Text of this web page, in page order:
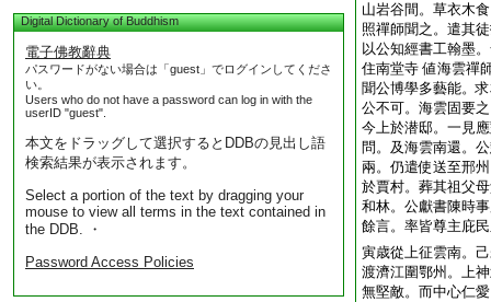
Digital Dictionary of Buddhism
電子佛教辭典
パスワードがない場合は「guest」でログインしてくださ
い。
Users who do not have a password can log in with the
userID "guest".
本文をドラッグして選択するとDDBの見出し語
検索結果が表示されます。
Select a portion of the text by dragging your
mouse to view all terms in the text contained in
the DDB. ・
Password Access Policies
山岩谷間。草衣木
照禪師聞之。遣其
以公知經書工翰墨
住南堂寺 値海雲禪
聞公博學多藝能。
公不可。海雲固要
今上於潜邸。一見
問。及海雲南還。
兩。仍遣使送至邢
於賈村。葬其祖父
和林。公獻書陳時
餘言。率皆尊主庇
寅歳從上征雲南。
渡濟江圍鄂州。上
無堅敵。而中心仁